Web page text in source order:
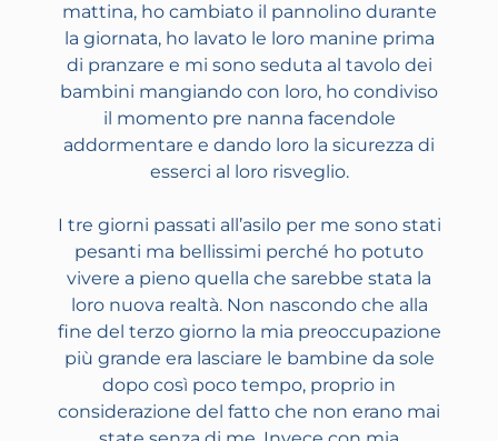
mattina, ho cambiato il pannolino durante
la giornata, ho lavato le loro manine prima
di pranzare e mi sono seduta al tavolo dei
bambini mangiando con loro, ho condiviso
il momento pre nanna facendole
addormentare e dando loro la sicurezza di
esserci al loro risveglio.
I tre giorni passati all’asilo per me sono stati
pesanti ma bellissimi perché ho potuto
vivere a pieno quella che sarebbe stata la
loro nuova realtà. Non nascondo che alla
fine del terzo giorno la mia preoccupazione
più grande era lasciare le bambine da sole
dopo così poco tempo, proprio in
considerazione del fatto che non erano mai